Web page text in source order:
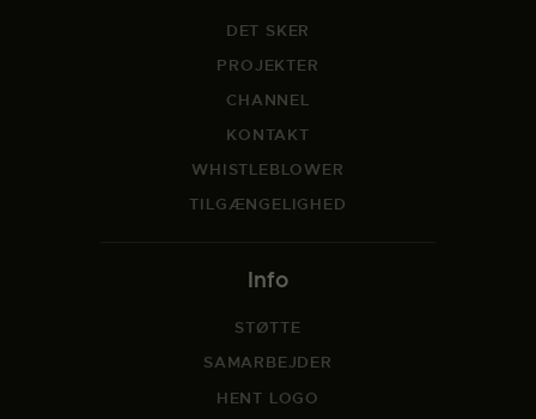
DET SKER
PROJEKTER
CHANNEL
KONTAKT
WHISTLEBLOWER
TILGÆNGELIGHED
Info
STØTTE
SAMARBEJDER
HENT LOGO